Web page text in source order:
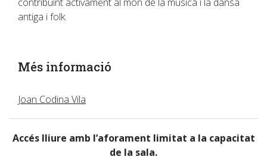
antiga i folk.
Més informació
Joan Codina Vila
Accés lliure amb l’aforament limitat a la capacitat
de la sala.